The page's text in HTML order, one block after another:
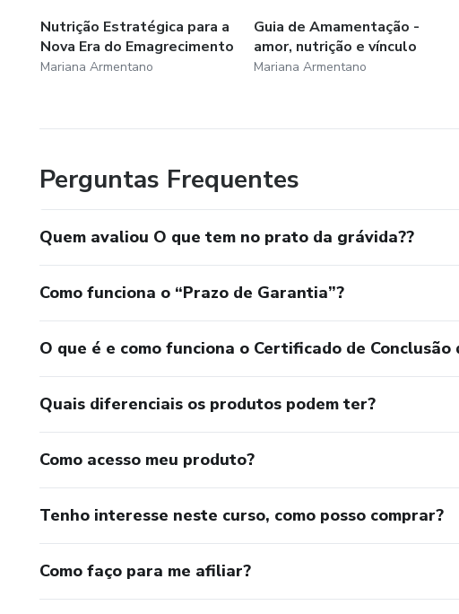
Nutrição Estratégica para a
Nova Era do Emagrecimento
Mariana Armentano
Guia de Amamentação -
amor, nutrição e vínculo
Mariana Armentano
Perguntas Frequentes
Quem avaliou O que tem no prato da grávida??
Como funciona o “Prazo de Garantia”?
O que é e como funciona o Certificado de
Quais diferenciais os produtos podem ter?
Como acesso meu produto?
Tenho interesse neste curso, como posso comprar?
Como faço para me afiliar?